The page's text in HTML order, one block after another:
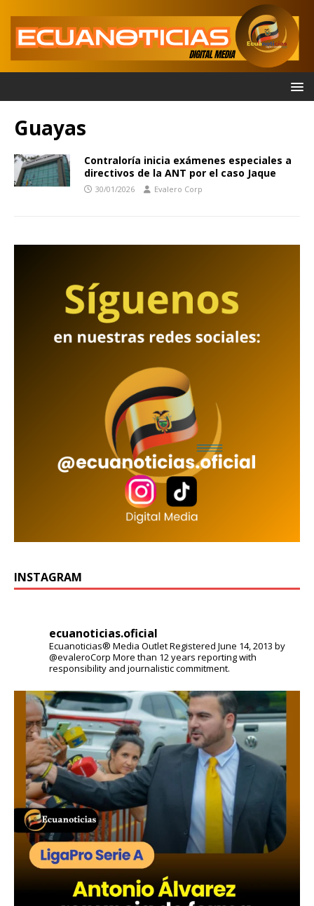
Guayas
Contraloría inicia exámenes especiales a
directivos de la ANT por el caso Jaque
30/01/2026 Evalero Corp
INSTAGRAM
ecuanoticias.oficial
Ecuanoticias® Media OutletRegistered June 14, 2013 by
@evaleroCorp More than 12 years reporting with
responsibility and journalistic commitment.